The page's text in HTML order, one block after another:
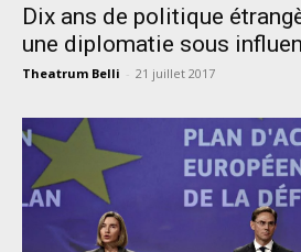
Dix ans de politique
une diplomatie sous
Theatrum Belli - 21 juillet 2017